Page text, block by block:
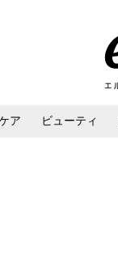
ア ビューティ